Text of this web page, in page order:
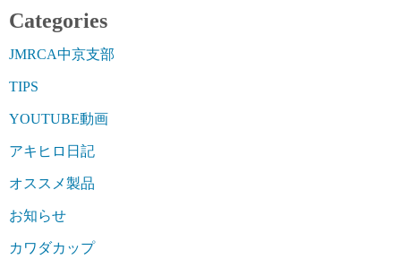
送
り
Categories
JMRCA中京支部
TIPS
YOUTUBE動画
アキヒロ日記
オススメ製品
お知らせ
カワダカップ